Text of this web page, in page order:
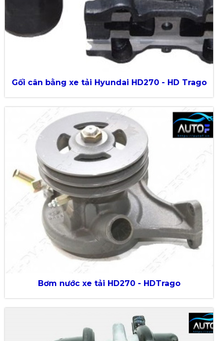
Gối cân bằng xe tải Hyundai HD270 - HD Trago
Bơm nước xe tải HD270 - HDTrago